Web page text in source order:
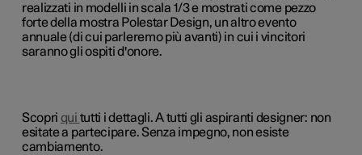
realizzati in modelli in scala 1/3 e mostrati come pezzo
forte della mostra Polestar Design, un altro evento
annuale (di cui parleremo più avanti) in cui i vincitori
saranno gli ospiti d'onore.
Scopri qui tutti i dettagli. A tutti gli aspiranti designer: non
esitate a partecipare. Senza impegno, non esiste
cambiamento.